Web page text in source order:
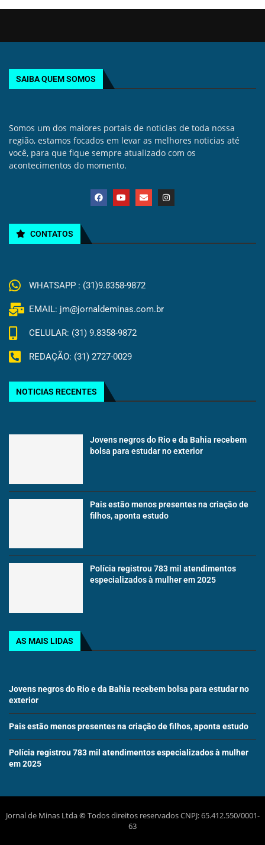
SAIBA QUEM SOMOS
Somos um dos maiores portais de noticias de toda nossa
região, estamos focados em levar as melhores noticias até
você, para que fique sempre atualizado com os
acontecimentos do momento.
CONTATOS
WHATSAPP : (31)9.8358-9872
EMAIL: jm@jornaldeminas.com.br
CELULAR: (31) 9.8358-9872
REDAÇÃO: (31) 2727-0029
NOTICIAS RECENTES
Jovens negros do Rio e da Bahia recebem
bolsa para estudar no exterior
Pais estão menos presentes na criação de
filhos, aponta estudo
Polícia registrou 783 mil atendimentos
especializados à mulher em 2025
AS MAIS LIDAS
Jovens negros do Rio e da Bahia recebem bolsa para estudar no
exterior
Pais estão menos presentes na criação de filhos, aponta estudo
Polícia registrou 783 mil atendimentos especializados à mulher
em 2025
Jornal de Minas Ltda©Todos direitos reservados CNPJ: 65.412.550/0001-
63